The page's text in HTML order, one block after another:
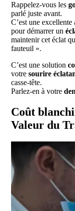
Rappelez-vous les
parlé juste avant.
C’est une
pour démarrer un
maintenir cet éclat
fauteuil ».
C’est une solution
votre sourire
casse-tête.
Parlez-en à votre
Coût
Valeur du